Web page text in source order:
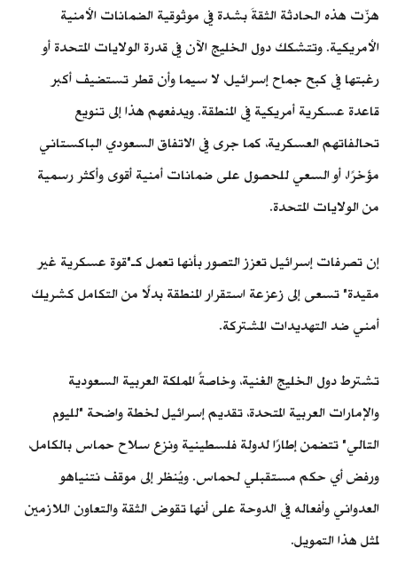
هزّت هذه الحادثة الثقةَ بشدة في موثوقية الضمانات الأمنية
الأمريكية. وتتشكك دول الخليج الآن في قدرة الولايات المتحدة أو
رغبتها في كبح جماح إسرائيل، لا سيما وأن قطر تستضيف أكبر
قاعدة عسكرية أمريكية في المنطقة. ويدفعهم هذا إلى تنويع
تحالفاتهم العسكرية، كما جرى في الاتفاق السعودي الباكستاني
مؤخرًا، أو السعي للحصول على ضمانات أمنية أقوى وأكثر رسمية
من الولايات المتحدة.
إن تصرفات إسرائيل تعزز التصور بأنها تعمل كـ"قوة عسكرية غير
مقيدة" تسعى إلى زعزعة استقرار المنطقة بدلًا من التكامل كشريك
أمني ضد التهديدات المشتركة.
تشترط دول الخليج الغنية، وخاصةً المملكة العربية السعودية
والإمارات العربية المتحدة، تقديم إسرائيل لخطة واضحة "لليوم
التالي" تتضمن إطارًا لدولة فلسطينية ونزع سلاح حماس بالكامل،
ورفض أي حكم مستقبلي لحماس. ويُنظر إلى موقف نتنياهو
العدواني وأفعاله في الدوحة على أنها تقوض الثقة والتعاون اللازمين
لمثل هذا التمويل.